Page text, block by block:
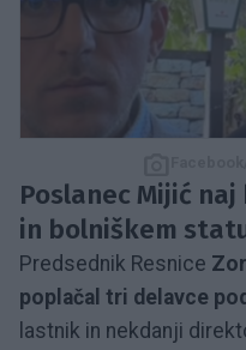
Poslanec Mijić
in bolniškem
Predsednik Resnice
poplačal tri delavce
lastnik in nekdanji